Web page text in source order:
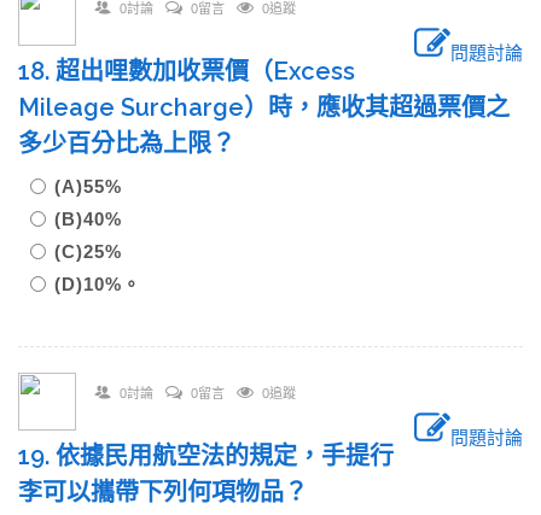
0討論 0留言 0追蹤
問題討論
18. 超出哩數加收票價（Excess
Mileage Surcharge）時，應收其超過票價之
多少百分比為上限？
(A)55%
(B)40%
(C)25%
(D)10%。
0討論 0留言 0追蹤
問題討論
19. 依據民用航空法的規定，手提行
李可以攜帶下列何項物品？